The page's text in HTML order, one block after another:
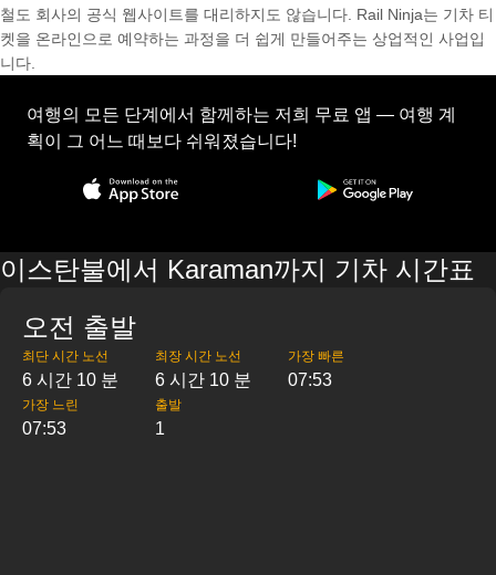
철도 회사의 공식 웹사이트를 대리하지도 않습니다. Rail Ninja는 기차 티
켓을 온라인으로 예약하는 과정을 더 쉽게 만들어주는 상업적인 사업입
니다.
여행의 모든 단계에서 함께하는 저희 무료 앱 — 여행 계
획이 그 어느 때보다 쉬워졌습니다!
이스탄불에서 Karaman까지 기차 시간표
오전 출발
최단 시간 노선
6 시간 10 분
최장 시간 노선
6 시간 10 분
가장 빠른
07:53
가장 느린
07:53
출발
1